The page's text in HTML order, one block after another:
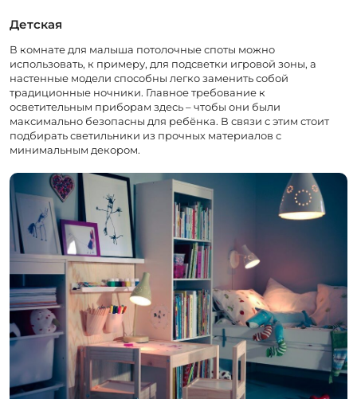
Детская
В комнате для малыша потолочные споты можно
использовать, к примеру, для подсветки игровой зоны, а
настенные модели способны легко заменить собой
традиционные ночники. Главное требование к
осветительным приборам здесь – чтобы они были
максимально безопасны для ребёнка. В связи с этим стоит
подбирать светильники из прочных материалов с
минимальным декором.